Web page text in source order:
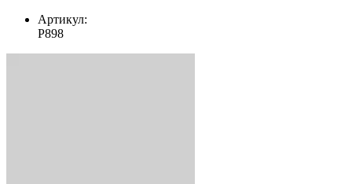
Артикул:
Р898